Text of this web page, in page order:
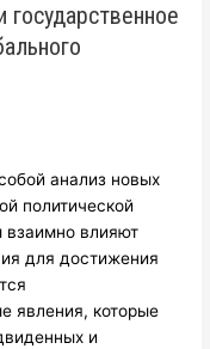
государственное
анализ новых
политической
взаимно влияют
для достижения
явления, которые
и